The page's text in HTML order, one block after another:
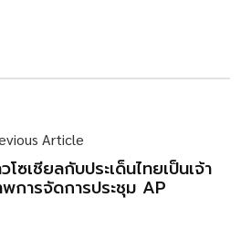
Article
โซเชียลกับประเด็นไทยเป็นเจ้า
การจัดการประชุม AP